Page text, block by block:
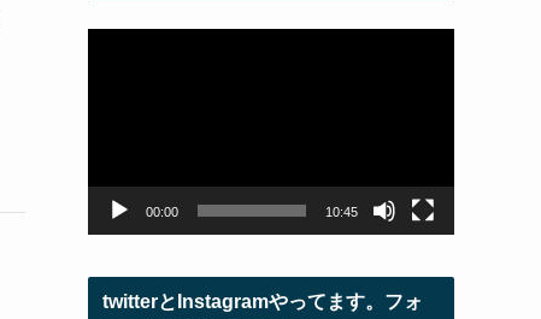
00:00 10:45
twitterとInstagramやってます。フォ